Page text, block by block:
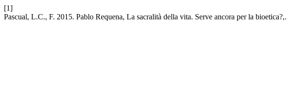
[1]
Pascual, L.C., F. 2015. Pablo Requena, La sacralità della vita. Serve ancora per la bioetica?,.